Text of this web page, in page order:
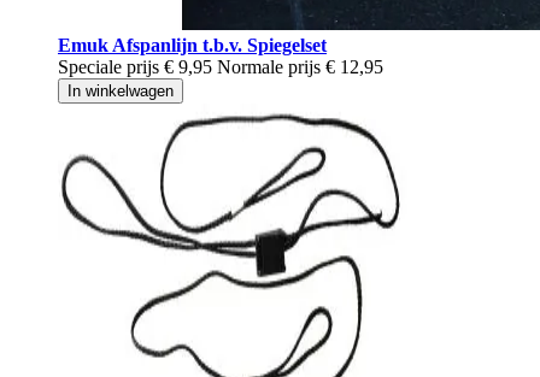
Emuk Afspanlijn t.b.v. Spiegelset
Speciale prijs € 9,95 Normale prijs € 12,95
In winkelwagen